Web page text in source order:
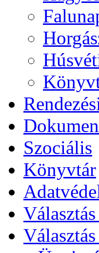
Szociális
Könyvtár